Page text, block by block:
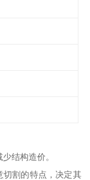
结构造价。
切割的特点，决定其